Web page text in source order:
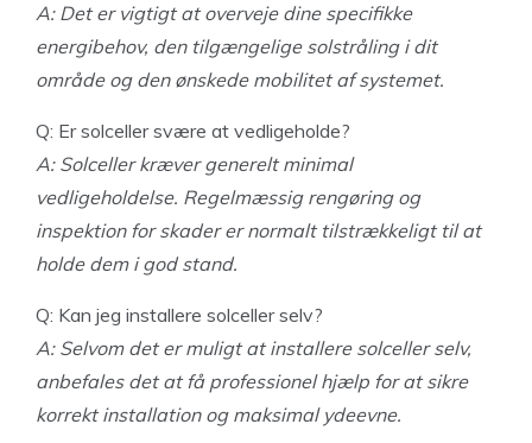
A: Det er vigtigt at overveje dine specifikke
energibehov, den tilgængelige solstråling i dit
område og den ønskede mobilitet af systemet.
Q: Er solceller svære at vedligeholde?
A: Solceller kræver generelt minimal
vedligeholdelse. Regelmæssig rengøring og
inspektion for skader er normalt tilstrækkeligt til at
holde dem i god stand.
Q: Kan jeg installere solceller selv?
A: Selvom det er muligt at installere solceller selv,
anbefales det at få professionel hjælp for at sikre
korrekt installation og maksimal ydeevne.